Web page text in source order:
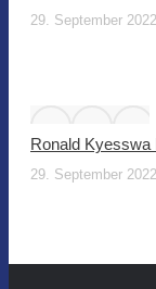
29. September 2022
Ronald Kyesswa
29. September 2022